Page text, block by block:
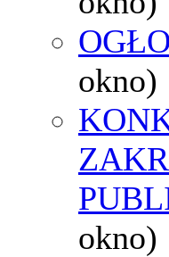
okno)
okno)